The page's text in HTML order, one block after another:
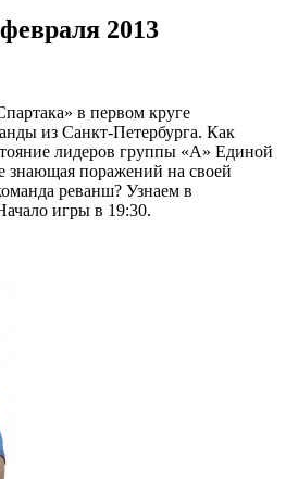
2013
в первом круге
из Санкт-Петербурга. Как
лидеров группы «А» Единой
знающая поражений на своей
реванш? Узнаем в
игры в 19:30.